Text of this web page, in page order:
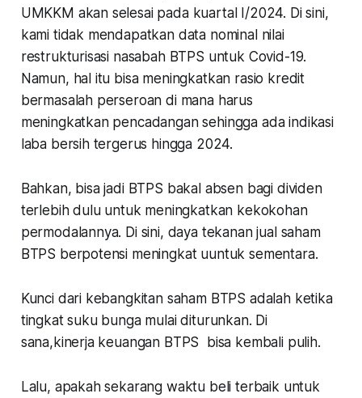
UMKKM akan selesai pada kuartal I/2024. Di sini,
kami tidak mendapatkan data nominal nilai
restrukturisasi nasabah BTPS untuk Covid-19.
Namun, hal itu bisa meningkatkan rasio kredit
bermasalah perseroan di mana harus
meningkatkan pencadangan sehingga ada indikasi
laba bersih tergerus hingga 2024.
Bahkan, bisa jadi BTPS bakal absen bagi dividen
terlebih dulu untuk meningkatkan kekokohan
permodalannya. Di sini, daya tekanan jual saham
BTPS berpotensi meningkat uuntuk sementara.
Kunci dari kebangkitan saham BTPS adalah ketika
tingkat suku bunga mulai diturunkan. Di
sana,kinerja keuangan BTPS bisa kembali pulih.
Lalu, apakah sekarang waktu beli terbaik untuk